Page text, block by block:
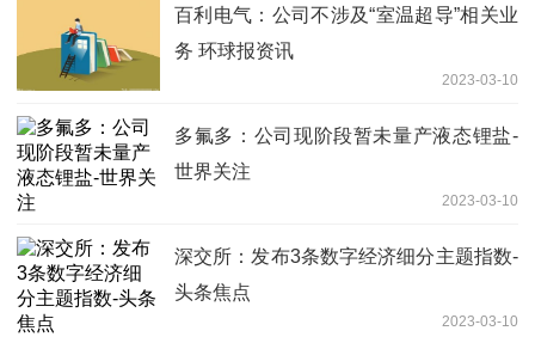
百利电气：公司不涉及“室温超导”相关业
务 环球报资讯
2023-03-10
多氟多：公司现阶段暂未量产液态锂盐-
世界关注
2023-03-10
深交所：发布3条数字经济细分主题指数-
头条焦点
2023-03-10